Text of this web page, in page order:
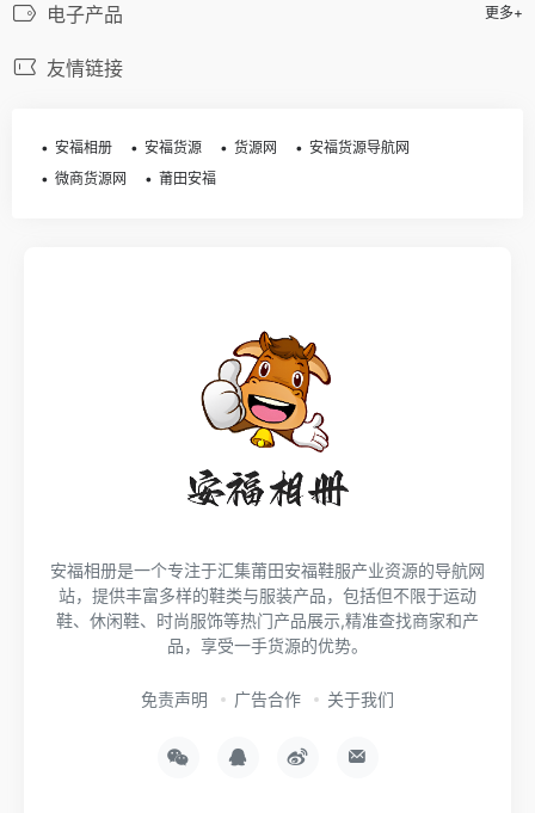
电子产品 更多+
友情链接
安福相册 安福货源 货源网
安福货源导航网
微商货源网
莆田安福
安福相册是一个专注于汇集莆田安福鞋服产业资源的导航网
站，提供丰富多样的鞋类与服装产品，包括但不限于运动
鞋、休闲鞋、时尚服饰等热门产品展示,精准查找商家和产
品，享受一手货源的优势。
免责声明 广告合作 关于我们